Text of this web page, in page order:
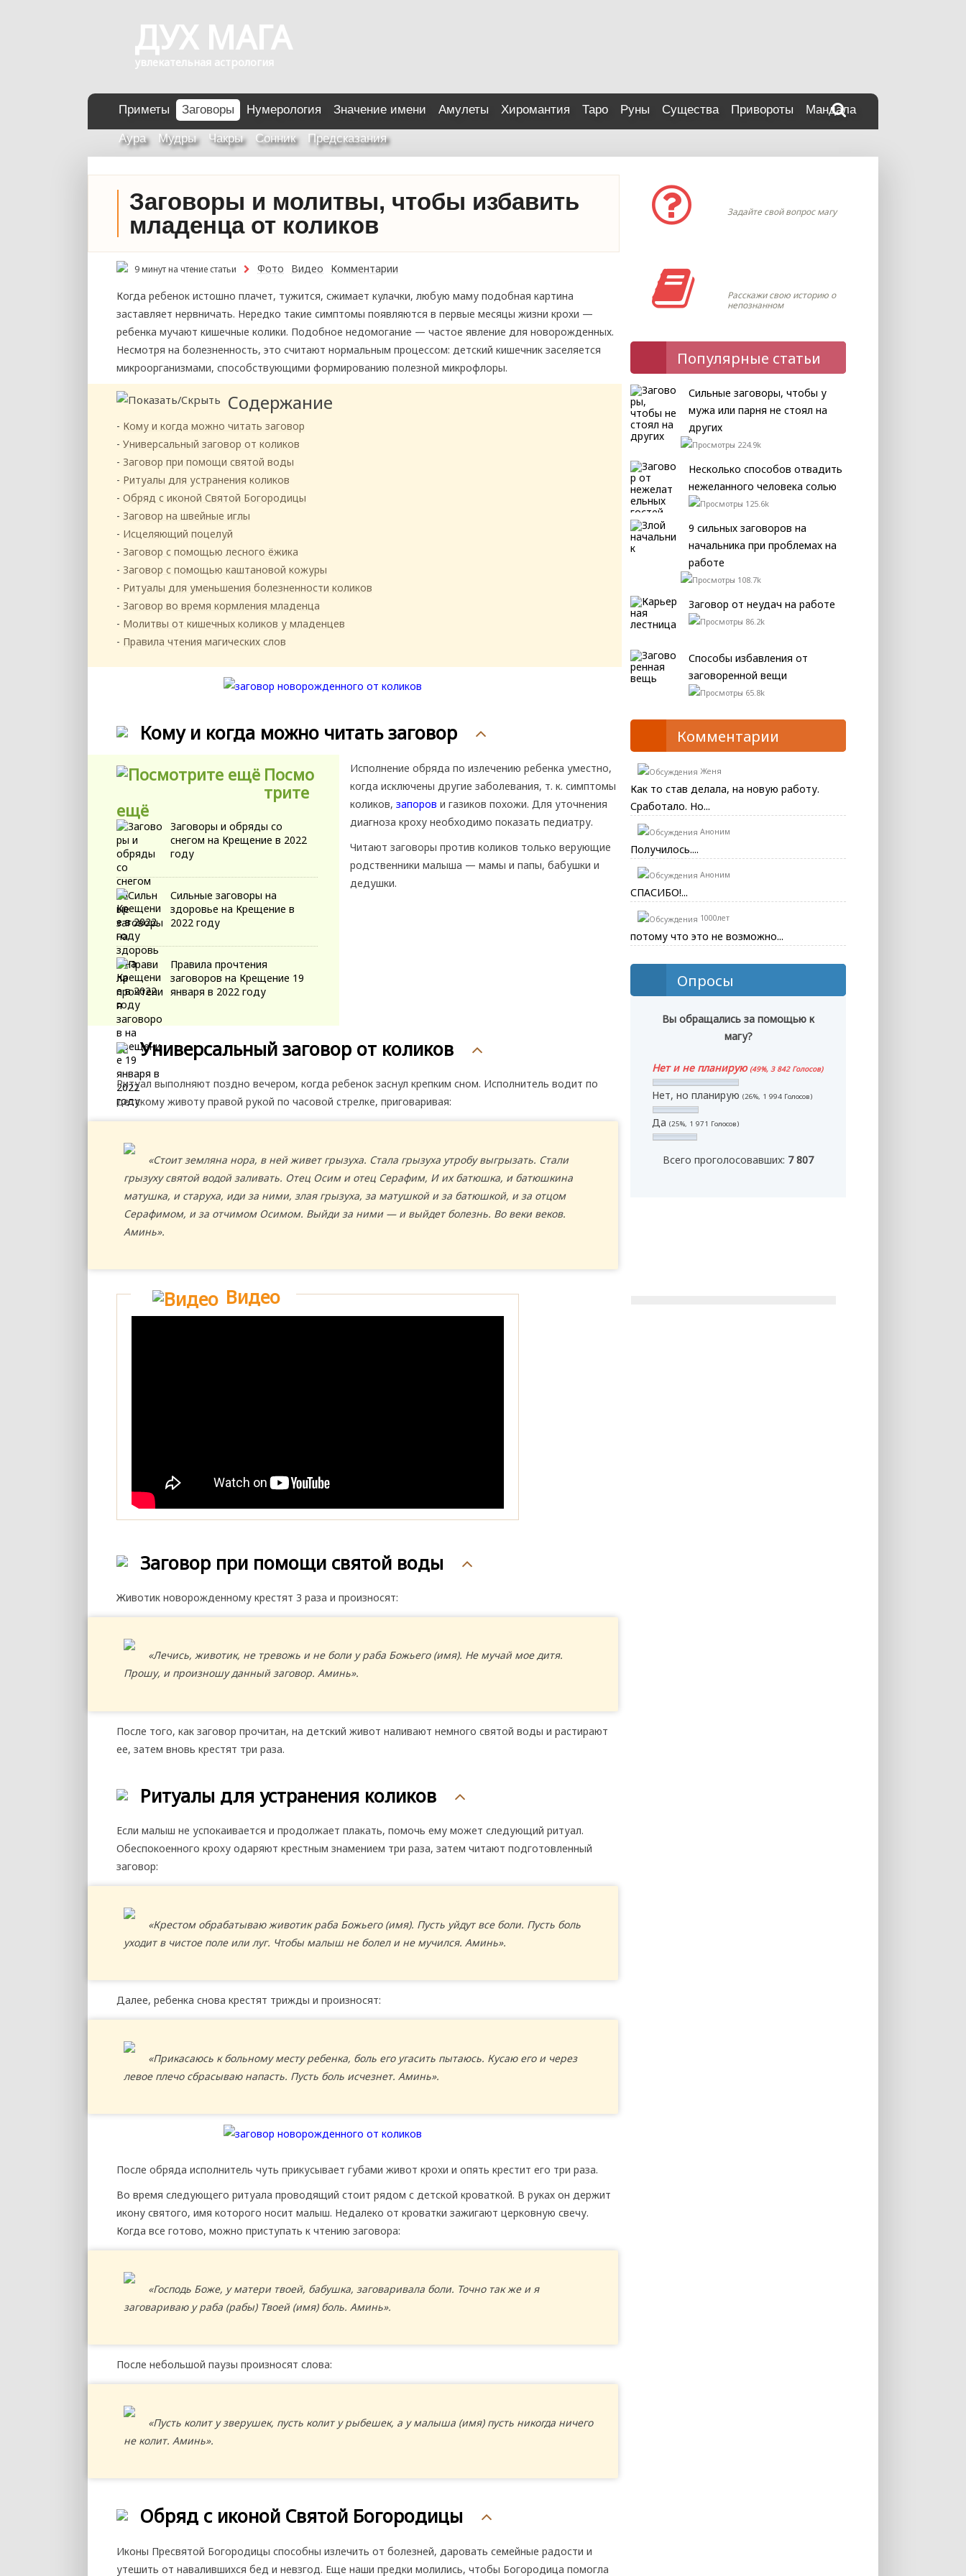
ДУХ МАГА
увлекательная астрология
Приметы Заговоры Нумерология Значение имени Амулеты Хиромантия Таро Руны Существа Привороты Мандала
Аура Мудры Чакры Сонник Предсказания
Заговоры и молитвы, чтобы избавить
младенца от коликов
9 минут на чтение статьи Фото Видео
Комментарии
Когда ребенок истошно плачет, тужится, сжимает кулачки, любую маму подобная картина
заставляет нервничать. Нередко такие симптомы появляются в первые месяцы жизни крохи —
ребенка мучают кишечные колики. Подобное недомогание — частое явление для новорожденных.
Несмотря на болезненность, это считают нормальным процессом: детский кишечник заселяется
микроорганизмами, способствующими формированию полезной микрофлоры.
Содержание
Кому и когда можно читать заговор
Универсальный заговор от коликов
Заговор при помощи святой воды
Ритуалы для устранения коликов
Обряд с иконой Святой Богородицы
Заговор на швейные иглы
Исцеляющий поцелуй
Заговор с помощью лесного ёжика
Заговор с помощью каштановой кожуры
Ритуалы для уменьшения болезненности коликов
Заговор во время кормления младенца
Молитвы от кишечных коликов у младенцев
Правила чтения магических слов
Кому и когда можно читать заговор
Посмо
трите
ещё
Заговоры и обряды со
снегом на Крещение в 2022
году
Сильные заговоры на
здоровье на Крещение в
2022 году
Правила прочтения
заговоров на Крещение 19
января в 2022 году
Исполнение обряда по излечению ребенка уместно,
когда исключены другие заболевания, т. к. симптомы
коликов, запоров и газиков похожи. Для уточнения
диагноза кроху необходимо показать педиатру.
Читают заговоры против коликов только верующие
родственники малыша — мамы и папы, бабушки и
дедушки.
Универсальный заговор от коликов
Ритуал выполняют поздно вечером, когда ребенок заснул крепким сном. Исполнитель водит по
детскому животу правой рукой по часовой стрелке, приговаривая:
«Стоит земляна нора, в ней живет грызуха. Стала грызуха утробу выгрызать. Стали
грызуху святой водой заливать. Отец Осим и отец Серафим, И их батюшка, и батюшкина
матушка, и старуха, иди за ними, злая грызуха, за матушкой и за батюшкой, и за отцом
Серафимом, и за отчимом Осимом. Выйди за ними — и выйдет болезнь. Во веки веков.
Аминь».
Видео
Заговор при помощи святой воды
Животик новорожденному крестят 3 раза и произносят:
«Лечись, животик, не тревожь и не боли у раба Божьего (имя). Не мучай мое дитя.
Прошу, и произношу данный заговор. Аминь».
После того, как заговор прочитан, на детский живот наливают немного святой воды и растирают
ее, затем вновь крестят три раза.
Ритуалы для устранения коликов
Если малыш не успокаивается и продолжает плакать, помочь ему может следующий ритуал.
Обеспокоенного кроху одаряют крестным знамением три раза, затем читают подготовленный
заговор:
«Крестом обрабатываю животик раба Божьего (имя). Пусть уйдут все боли. Пусть боль
уходит в чистое поле или луг. Чтобы малыш не болел и не мучился. Аминь».
Далее, ребенка снова крестят трижды и произносят:
«Прикасаюсь к больному месту ребенка, боль его угасить пытаюсь. Кусаю его и через
левое плечо сбрасываю напасть. Пусть боль исчезнет. Аминь».
После обряда исполнитель чуть прикусывает губами живот крохи и опять крестит его три раза.
Во время следующего ритуала проводящий стоит рядом с детской кроваткой. В руках он держит
икону святого, имя которого носит малыш. Недалеко от кроватки зажигают церковную свечу.
Когда все готово, можно приступать к чтению заговора:
«Господь Боже, у матери твоей, бабушка, заговаривала боли. Точно так же и я
заговариваю у раба (рабы) Твоей (имя) боль. Аминь».
После небольшой паузы произносят слова:
«Пусть колит у зверушек, пусть колит у рыбешек, а у малыша (имя) пусть никогда ничего
не колит. Аминь».
Обряд с иконой Святой Богородицы
Иконы Пресвятой Богородицы способны излечить от болезней, даровать семейные радости и
утешить от навалившихся бед и невзгод. Еще наши предки молились, чтобы Богородица помогла
Задайте свой вопрос магу
Расскажи свою историю о
непознанном
Популярные статьи
Сильные заговоры, чтобы у
мужа или парня не стоял на
других
224.9k
Несколько способов отвадить
нежеланного человека солью
125.6k
9 сильных заговоров на
начальника при проблемах на
работе
108.7k
Заговор от неудач на работе
86.2k
Способы избавления от
заговоренной вещи
65.8k
Комментарии
Женя
Как то став делала, на новую работу.
Сработало. Но...
Аноним
Получилось....
Аноним
СПАСИБО!...
1000лет
потому что это не возможно...
Опросы
Вы обращались за помощью к
магу?
Нет и не планирую(49%, 3 842 Голосов)
Нет, но планирую (26%, 1 994 Голосов)
Да (25%, 1 971 Голосов)
Всего проголосовавших: 7 807